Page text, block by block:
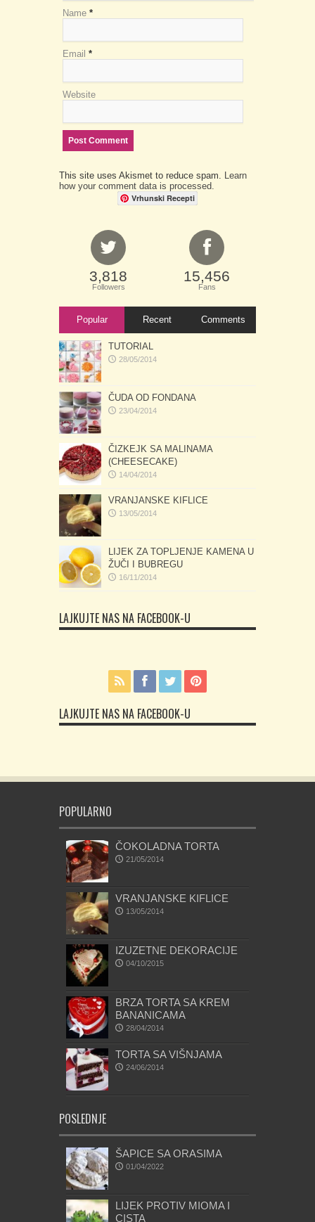
Name *
Email *
Website
This site uses Akismet to reduce spam. Learn
how your comment data is processed.
Vrhunski Recepti
3,818
Followers
15,456
Fans
Popular Recent Comments
TUTORIAL
28/05/2014
ČUDA OD FONDANA
23/04/2014
ČIZKEJK SA MALINAMA
(CHEESECAKE)
14/04/2014
VRANJANSKE KIFLICE
13/05/2014
LIJEK ZA TOPLJENJE KAMENA U
ŽUČI I BUBREGU
16/11/2014
LAJKUJTE NAS NA FACEBOOK-U
LAJKUJTE NAS NA FACEBOOK-U
POPULARNO
ČOKOLADNA TORTA
21/05/2014
VRANJANSKE KIFLICE
13/05/2014
IZUZETNE DEKORACIJE
04/10/2015
BRZA TORTA SA KREM
BANANICAMA
28/04/2014
TORTA SA VIŠNJAMA
24/06/2014
POSLEDNJE
ŠAPICE SA ORASIMA
01/04/2022
LIJEK PROTIV MIOMA I
CISTA